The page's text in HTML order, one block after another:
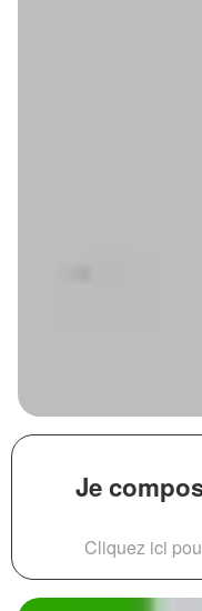
Je
Cliquez ici